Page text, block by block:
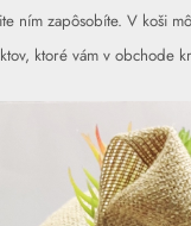
ním zapôsobíte. V koši
ktoré vám v obchode